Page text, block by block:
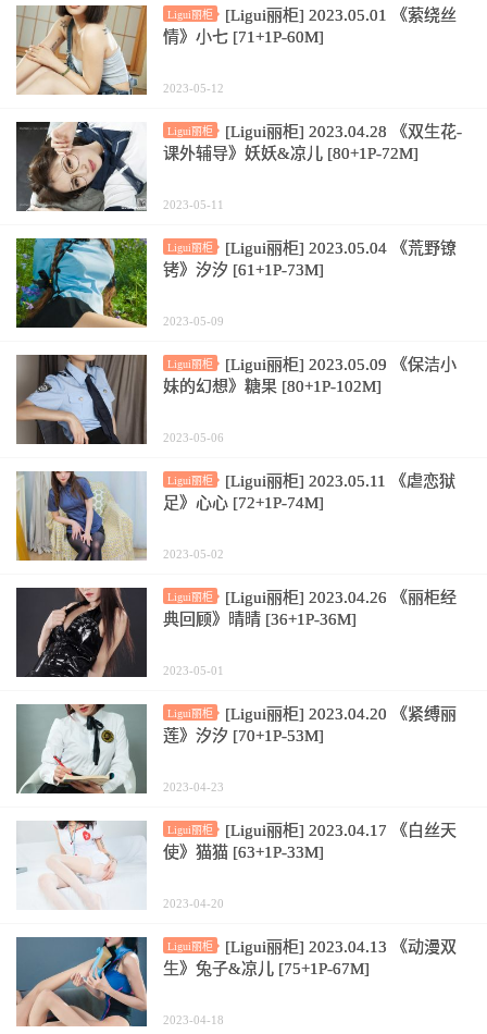
Ligui丽柜
[Ligui丽柜] 2023.05.01 《萦绕丝
情》小七 [71+1P-60M]
2023-05-12
Ligui丽柜
[Ligui丽柜] 2023.04.28 《双生花-
课外辅导》妖妖&凉儿 [80+1P-72M]
2023-05-11
Ligui丽柜
[Ligui丽柜] 2023.05.04 《荒野镣
铐》汐汐 [61+1P-73M]
2023-05-09
Ligui丽柜
[Ligui丽柜] 2023.05.09 《保洁小
妹的幻想》糖果 [80+1P-102M]
2023-05-06
Ligui丽柜
[Ligui丽柜] 2023.05.11 《虐恋狱
足》心心 [72+1P-74M]
2023-05-02
Ligui丽柜
[Ligui丽柜] 2023.04.26 《丽柜经
典回顾》晴晴 [36+1P-36M]
2023-05-01
Ligui丽柜
[Ligui丽柜] 2023.04.20 《紧缚丽
莲》汐汐 [70+1P-53M]
2023-04-23
Ligui丽柜
[Ligui丽柜] 2023.04.17 《白丝天
使》猫猫 [63+1P-33M]
2023-04-20
Ligui丽柜
[Ligui丽柜] 2023.04.13 《动漫双
生》兔子&凉儿 [75+1P-67M]
2023-04-18